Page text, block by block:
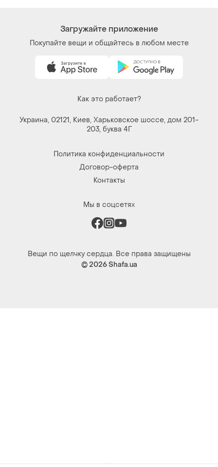
Загружайте приложение
Покупайте вещи и общайтесь в любом месте
Как это работает?
Украина, 02121, Киев, Харьковское шоссе, дом 201-
203, буква 4Г
Политика конфиденциальности
Договор-оферта
Контакты
Мы в соцсетях
Вещи по щелчку сердца. Все права защищены
© 2026Shafa.ua